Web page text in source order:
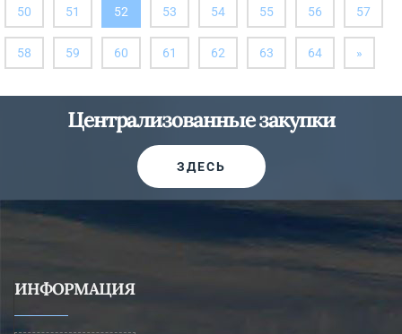
50 51 52
здесь)
53 54 55 56 57
58 59 60 61 62 63 64 »
Централизованные закупки
ЗДЕСЬ
ИНФОРМАЦИЯ